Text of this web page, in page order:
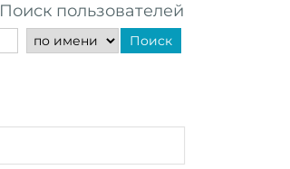
Поиск пользователей
Поиск